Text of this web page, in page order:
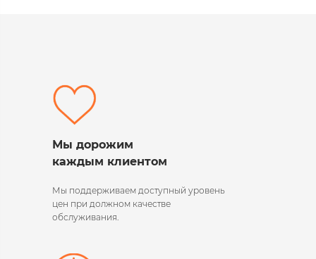
Мы дорожим
каждым клиентом
Мы поддерживаем доступный уровень
цен при должном качестве
обслуживания.